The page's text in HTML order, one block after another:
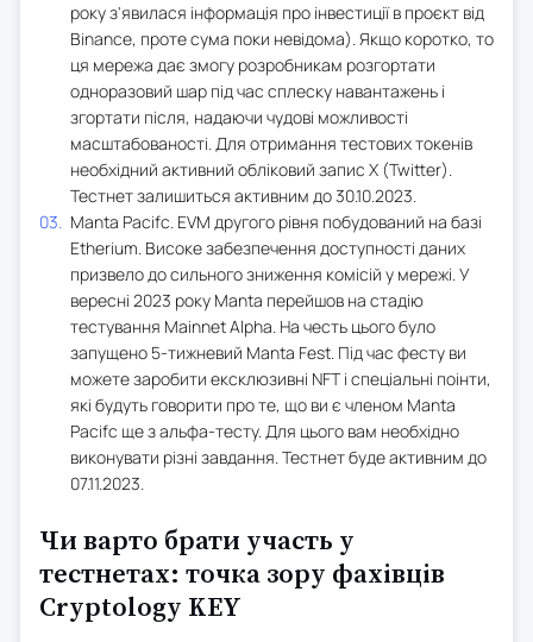
року з'явилася інформація про інвестиції в проєкт від
Binance, проте сума поки невідома). Якщо коротко, то
ця мережа дає змогу розробникам розгортати
одноразовий шар під час сплеску навантажень і
згортати після, надаючи чудові можливості
масштабованості. Для отримання тестових токенів
необхідний активний обліковий запис X (Twitter).
Тестнет залишиться активним до 30.10.2023.
Manta Pacifc. EVM другого рівня побудований на базі
Etherium. Високе забезпечення доступності даних
призвело до сильного зниження комісій у мережі. У
вересні 2023 року Manta перейшов на стадію
тестування Mainnet Alpha. На честь цього було
запущено 5-тижневий Manta Fest. Під час фесту ви
можете заробити ексклюзивні NFT і спеціальні поінти,
які будуть говорити про те, що ви є членом Manta
Pacifc ще з альфа-тесту. Для цього вам необхідно
виконувати різні завдання. Тестнет буде активним до
07.11.2023.
Чи варто брати участь у
тестнетах: точка зору фахівців
Cryptology KEY